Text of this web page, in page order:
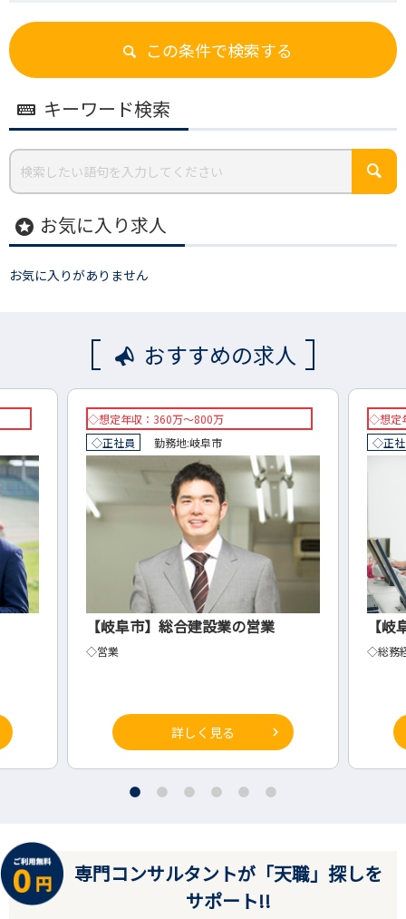
この条件で検索する
キーワード検索
stars お気に入り求人
お気に入りがありません
おすすめの求人
◇想定年収：360万～800万
◇正社員
勤務地:岐阜市
【岐阜市】総合建設業の営業
◇営業
詳しく見る
◇想定
◇正
【
◇総務
専門コンサルタントが「天職」探しを
サポート!!